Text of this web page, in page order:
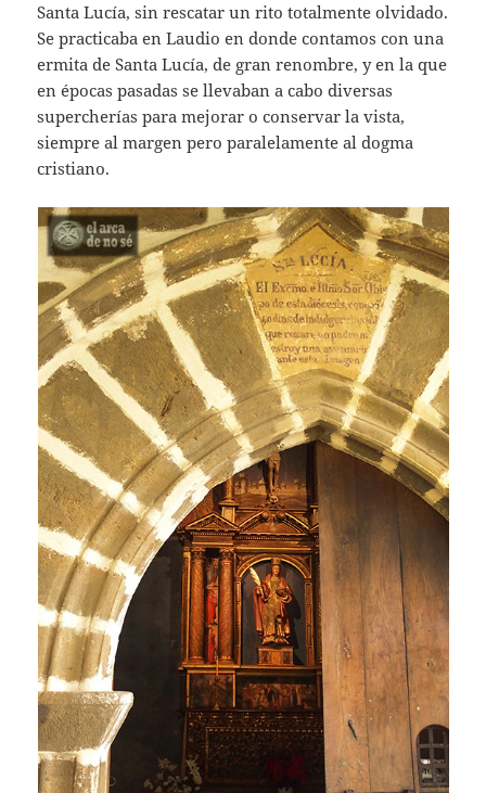
Santa Lucía, sin rescatar un rito totalmente olvidado.
Se practicaba en Laudio en donde contamos con una
ermita de Santa Lucía, de gran renombre, y en la que
en épocas pasadas se llevaban a cabo diversas
supercherías para mejorar o conservar la vista,
siempre al margen pero paralelamente al dogma
cristiano.